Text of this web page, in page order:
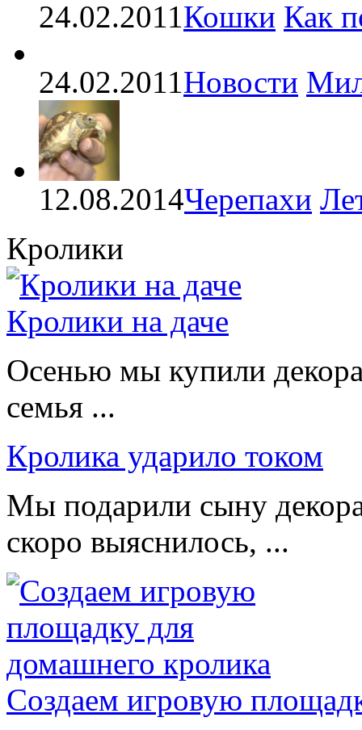
24.02.2011Кошки Как
24.02.2011Новости
12.08.2014Черепахи
Кролики
Кролики на даче
Осенью мы купили
семья ...
Кролика ударило током
Мы подарили сыну
скоро выяснилось, ...
Создаем игровую